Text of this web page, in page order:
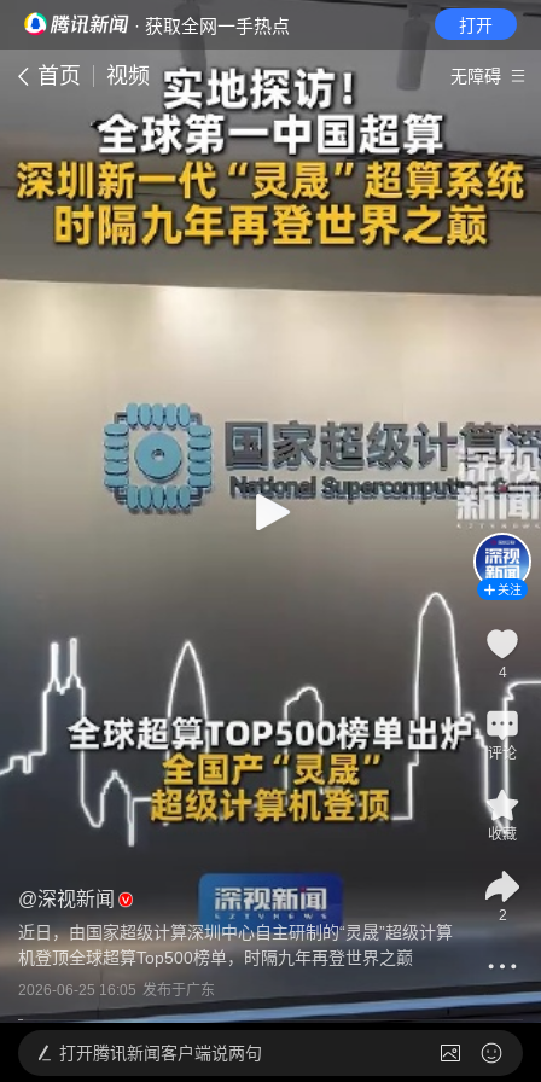
· 获取全网一手热点 打开
首页 视频 无障碍
@深视新闻
近日，由国家超级计算深圳中心自主研制的“灵晟”超级计算
机登顶全球超算Top500榜单，时隔九年再登世界之巅
2026-06-25 16:05 发布于广东
关注
4
评论
收藏
2
打开腾讯新闻客户端说两句